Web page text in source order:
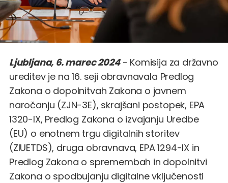
Ljubljana, 6. marec 2024- Komisija za državno
ureditev je na 16. seji obravnavala Predlog
Zakona o dopolnitvah Zakona o javnem
naročanju (ZJN-3E), skrajšani postopek, EPA
1320-IX, Predlog Zakona o izvajanju Uredbe
(EU) o enotnem trgu digitalnih storitev
(ZIUETDS), druga obravnava, EPA 1294-IX in
Predlog Zakona o spremembah in dopolnitvi
Zakona o spodbujanju digitalne vključenosti